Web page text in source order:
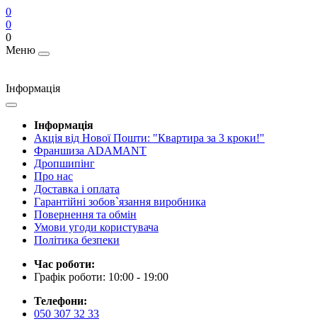
0
0
0
Меню
Інформація
Інформація
Акція від Нової Пошти: "Квартира за 3 кроки!"
Франшиза ADAMANT
Дропшипінг
Про нас
Доставка і оплата
Гарантійні зобов`язання виробника
Повернення та обмін
Умови угоди користувача
Політика безпеки
Час роботи:
Графік роботи: 10:00 - 19:00
Телефони:
050 307 32 33